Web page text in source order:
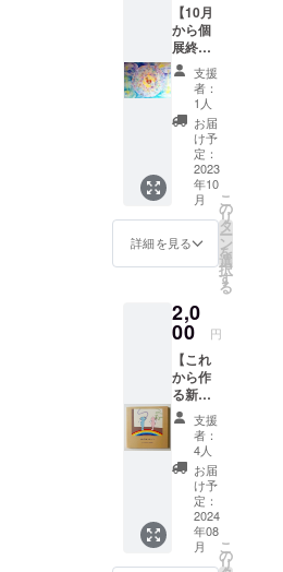
【10月
から個
展終了
まで定
期的
に、手
づくり
画材や
祈りに
まつわ
るマニ
アック
な制作
状況・
情報日
記をお
ま
す。】
1000
円〜ど
うぞご
支援宜
しくお
願いし
す！！
支援
者：
1人
お届
け予
定：
2023
年10
月
詳細を見る
こ
の
リ
タ
ー
ン
を
選
択
す
る
2,0
00 円
【これ
から作
る新作
の絵
本】
「ルル
とプカ
の不思
議な旅
⑨ー音
の秘
密ー」
支援
者：
4人
お届
け予
定：
2024
年08
月
こ
の
リ